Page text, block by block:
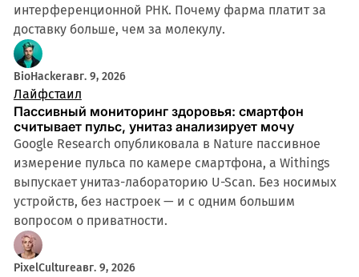
интерференционной РНК. Почему фарма платит за
доставку больше, чем за молекулу.
BioHackerавг. 9, 2026
Лайфстаил
Пассивный мониторинг здоровья: смартфон
считывает пульс, унитаз анализирует мочу
Google Research опубликовала в Nature пассивное
измерение пульса по камере смартфона, а Withings
выпускает унитаз-лабораторию U-Scan. Без носимых
устройств, без настроек — и с одним большим
вопросом о приватности.
PixelCultureавг. 9, 2026